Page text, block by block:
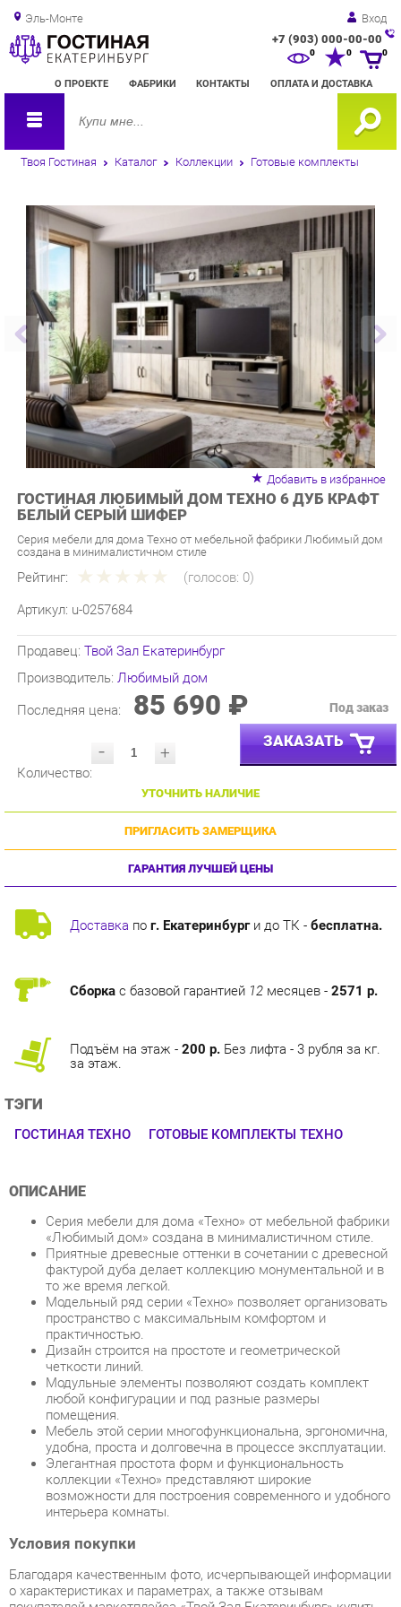
Эль-Монте Вход
+7 (903) 000-00-00
О ПРОЕКТЕ ФАБРИКИ КОНТАКТЫ ОПЛАТА И ДОСТАВКА
0 0
Твоя Гостиная Каталог Коллекции Готовые комплекты
Добавить в избранное
ГОСТИНАЯ ЛЮБИМЫЙ ДОМ ТЕХНО 6 ДУБ КРАФТ
БЕЛЫЙ СЕРЫЙ ШИФЕР
Серия мебели для дома Техно от мебельной фабрики Любимый дом
Рейтинг: (голосов:
Артикул: u-0257684
Производитель:Любимый дом
Последняя цена: 85 690 ₽
- ЗАКАЗАТЬ
УТОЧНИТЬ НАЛИЧИЕ
ПРИГЛАСИТЬ ЗАМЕРЩИКА
ГАРАНТИЯ ЛУЧШЕЙ ЦЕНЫ
Доставкапог. Екатеринбурги до ТК -бесплатна.
ТЭГИ
ОПИСАНИЕ
«Любимый дом» создана в минималистичном стиле.
фактурой дуба делает коллекцию монументальной и в
то же время легкой.
Модельный ряд серии «Техно» позволяет организовать
пространство с максимальным комфортом и
практичностью.
Дизайн строится на простоте и геометрической
четкости линий.
Модульные элементы позволяют создать комплект
любой конфигурации и под разные размеры
помещения.
Мебель этой серии многофункциональна, эргономична,
удобна, проста и долговечна в процессе эксплуатации.
Элегантная простота форм и функциональность
коллекции «Техно» представляют широкие
возможности для построения современного и удобного
интерьера комнаты.
Условия покупки
Благодаря качественным фото, исчерпывающей информации
покупателей маркетплэйса «Твой Зал Екатеринбург» купить
Серый шифер» категории Готовые комплекты производства
Любимый дом с доставкой из Екатеринбурга по цене со